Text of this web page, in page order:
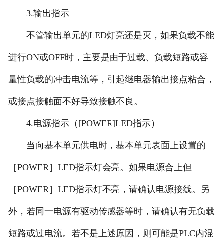
3.输出指示
不管输出单元的LED灯亮还是灭，如果负载不能
进行ON或OFF时，主要是由于过载、负载短路或容
量性负载的冲击电流等，引起继电器输出接点粘合，
或接点接触面不好导致接触不良。
4.电源指示（[POWER]LED指示）
当向基本单元供电时，基本单元表面上设置的
［POWER］LED指示灯会亮。如果电源合上但
［POWER］LED指示灯不亮，请确认电源接线。另
外，若同一电源有驱动传感器等时，请确认有无负载
短路或过电流。若不是上述原因，则可能是PLC内混